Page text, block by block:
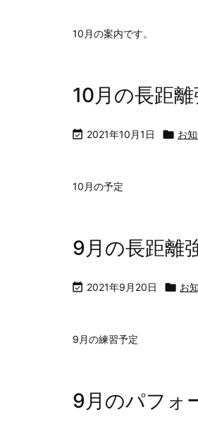
10月の案内です。
10月の長距
 2021年10月1日  お
10月の予定
9月の長距離
 2021年9月20日  お
9月の練習予定
9月のパフォ